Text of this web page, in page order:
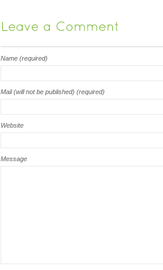
Name (required)
Mail (will not be published) (required)
Website
Message